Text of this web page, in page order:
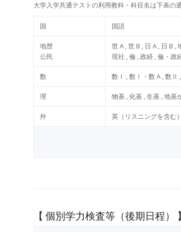
⼤学⼊学共通テストの利⽤教科・科⽬名は下表の通
国 国語
地歴
公⺠
世 A , 世 B , ⽇ A , ⽇ B ,
現社 , 倫 , 政経 , 倫・政
数 数Ⅰ , 数Ⅰ・数 A , 数Ⅱ ,
理 物基 , 化基 , ⽣基 , 地基
外 英（リスニングを含む
【 個別学力検査等（後期日程） 】